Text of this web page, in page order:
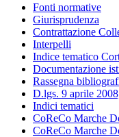
Fonti normative
Giurisprudenza
Contrattazione
Interpelli
Indice tematico
Documentazione
Rassegna
D.lgs. 9 aprile
Indici tematici
CoReCo Marche
CoReCo Marche